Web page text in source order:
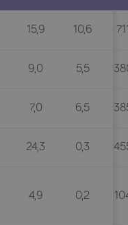
15,9 10,6
9,0 5,5
7,0 6,5
24,3 0,3
4,9 0,2